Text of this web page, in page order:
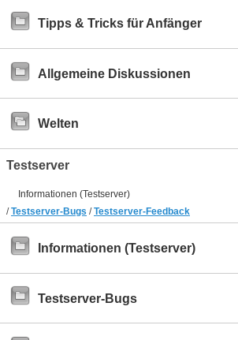
Tipps & Tricks für Anfänger
Allgemeine Diskussionen
Welten
Testserver
Informationen (Testserver)
/Testserver-Bugs /Testserver-Feedback
Informationen (Testserver)
Testserver-Bugs